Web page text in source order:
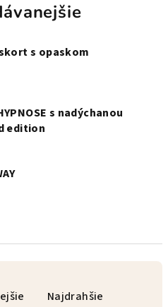
s opaskom
s nadýchanou
edition
Najdrahšie